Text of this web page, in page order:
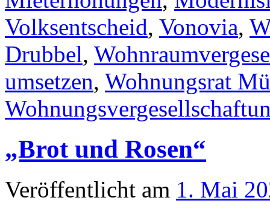
Volksentscheid, Vonovia,
Drubbel,
umsetzen, Wohnungsrat
„Brot und Rosen“
Veröffentlicht am 1. Mai